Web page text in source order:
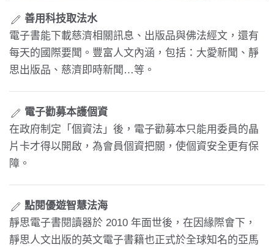
善用科技取法水
電子書能下載慈濟相關訊息、出版品與佛法經文，還有
每天的國際要聞。豐富人文內涵，包括：大愛新聞、靜
思出版品、慈濟即時新聞…等。
電子勸募本護個資
在政府制定「個資法」後，電子勸募本只能用委員的晶
片卡才得以開啟，為會員個資把關，使個資安全更有保
障。
點閱優遊智慧法海
靜思電子書閱讀器於 2010 年面世後，在因緣際會下，
靜思人文出版的英文電子書籍也正式於全球知名的亞馬